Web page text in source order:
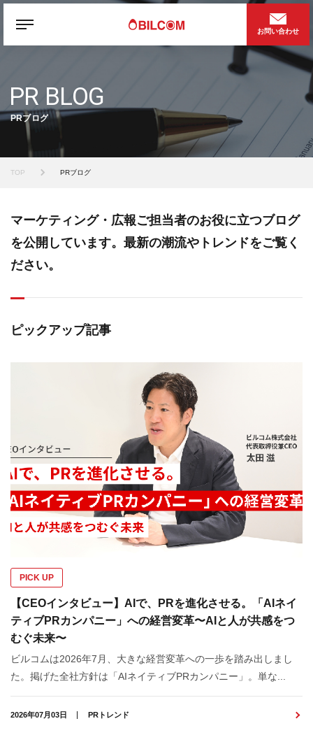
お問い合わせ
PR BLOG
PRブログ
TOP PRブログ
マーケティング・広報ご担当者のお役に立つブログ
を公開しています。最新の潮流やトレンドをご覧く
ださい。
ピックアップ記事
PICK UP
【CEOインタビュー】AIで、PRを進化させる。「AIネイ
ティブPRカンパニー」への経営変革〜AIと人が共感をつ
むぐ未来〜
ビルコムは2026年7月、大きな経営変革への一歩を踏み出しまし
た。掲げた全社方針は「AIネイティブPRカンパニー」。単な...
2026年07月03日 PRトレンド